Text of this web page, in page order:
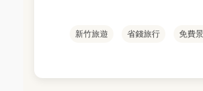
新竹旅遊 省錢旅行 免費